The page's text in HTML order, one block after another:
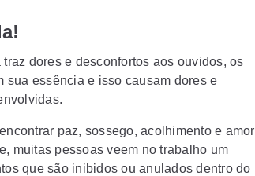
dores e desconfortos aos ouvidos, os
sua essência e isso causam dores e
paz, sossego, acolhimento e amor
muitas pessoas veem no trabalho um
que são inibidos ou anulados dentro do